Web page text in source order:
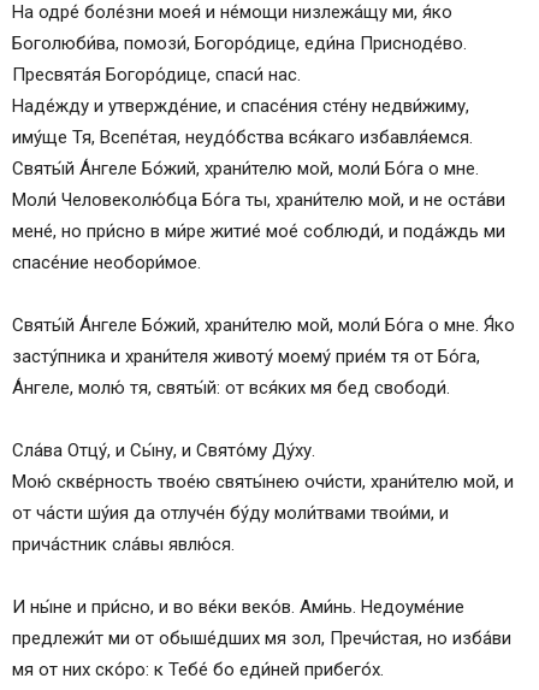
На одре́ боле́зни моея́ и не́мощи низлежа́щу ми, я́ко
Боголюби́ва, помози́, Богоро́дице, еди́на Присноде́во.
Пресвята́я Богоро́дице, спаси́ нас.
Наде́жду и утвержде́ние, и спасе́ния сте́ну недви́жиму,
иму́ще Тя, Всепе́тая, неудо́бства вся́каго избавля́емся.
Святы́й А́нгеле Бо́жий, храни́телю мой, моли́ Бо́га о мне.
Моли́ Человеколю́бца Бо́га ты, храни́телю мой, и не оста́ви
мене́, но при́сно в ми́ре житие́ мое́ соблюди́, и пода́ждь ми
спасе́ние необори́мое.
Святы́й А́нгеле Бо́жий, храни́телю мой, моли́ Бо́га о мне. Я́ко
засту́пника и храни́теля животу́ моему́ прие́м тя от Бо́га,
А́нгеле, молю́ тя, святы́й: от вся́ких мя бед свободи́.
Сла́ва Отцу́, и Сы́ну, и Свято́му Ду́ху.
Мою́ скве́рность твое́ю святы́нею очи́сти, храни́телю мой, и
от ча́сти шу́ия да отлуче́н бу́ду моли́твами твои́ми, и
прича́стник сла́вы явлю́ся.
И ны́не и при́сно, и во ве́ки веко́в. Ами́нь. Недоуме́ние
предлежи́т ми от обыше́дших мя зол, Пречи́стая, но изба́ви
мя от них ско́ро: к Тебе́ бо еди́ней прибего́х.